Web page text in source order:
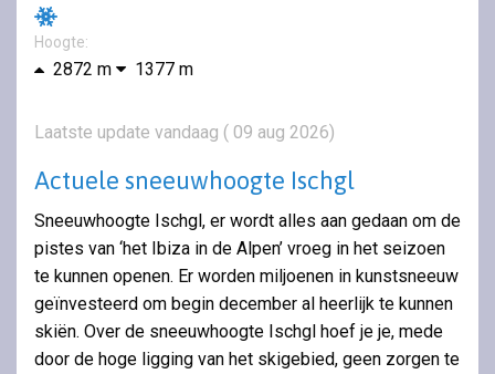
Hoogte:
2872 m 1377 m
Laatste update vandaag ( 09 aug 2026)
Actuele sneeuwhoogte Ischgl
Sneeuwhoogte Ischgl, er wordt alles aan gedaan om de
pistes van ‘het Ibiza in de Alpen’ vroeg in het seizoen
te kunnen openen. Er worden miljoenen in kunstsneeuw
geïnvesteerd om begin december al heerlijk te kunnen
skiën. Over de sneeuwhoogte Ischgl hoef je je, mede
door de hoge ligging van het skigebied, geen zorgen te